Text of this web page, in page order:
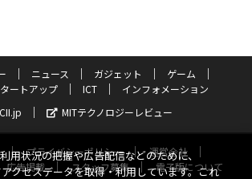
ニュース ガジェット
ゲーム
ートアップ ICT
インフォメーション
MITテクノロジーレビュー
プライバシーポリシー
運営会社
広告掲載 スタッフ募集
電子版について
用状況の把握や広告配信などのために、
クセスデータを取得・利用しています。これ